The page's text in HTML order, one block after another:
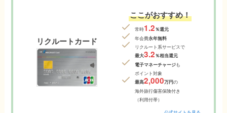
リクルートカード
ここがおすすめ！
常時1.2％還元
年会費永年無料
リクルート系サービスで
最大3.2％相当還元
電子マネーチャージも
ポイント対象
最高2,000万円の
海外旅行傷害保険付き
（利用付帯）